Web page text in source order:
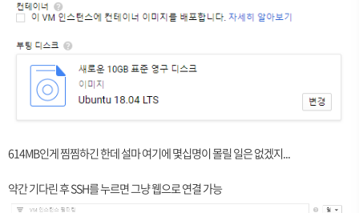
614MB인게 찜찜하긴 한데 설마 여기에 몇십명이 몰릴 일은 없겠지...
약간 기다린 후 SSH를 누르면 그냥 웹으로 연결 가능